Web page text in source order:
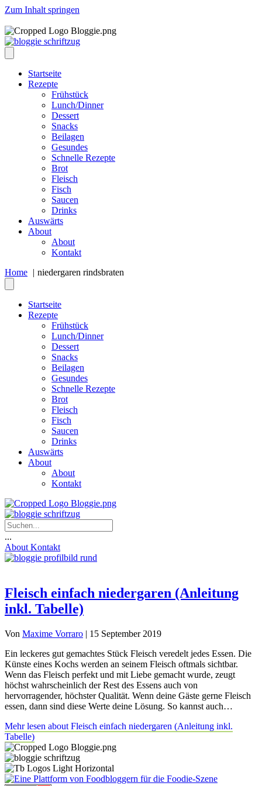
Zum Inhalt springen
Startseite
Rezepte
Frühstück
Lunch/Dinner
Dessert
Snacks
Beilagen
Gesundes
Schnelle Rezepte
Brot
Fleisch
Fisch
Saucen
Drinks
Auswärts
About
About
Kontakt
Home
niedergaren rindsbraten
Startseite
Rezepte
Frühstück
Lunch/Dinner
Dessert
Snacks
Beilagen
Gesundes
Schnelle Rezepte
Brot
Fleisch
Fisch
Saucen
Drinks
Auswärts
About
About
Kontakt
...
About Kontakt
Fleisch einfach niedergaren (Anleitung
inkl. Tabelle)
Von Maxime Vorraro | 15 September 2019
Ein leckeres gut gemachtes Stück Fleisch veredelt jedes Essen. Die
Künste eines Kochs werden an seinem Fleisch oftmals sichtbar.
Wenn das Fleisch perfekt und mit Liebe gemacht wurde, zeugt
höchst wahrscheinlich der Rest des Essens auch von
hervorragender, höchster Qualität. Wenn deine Gäste gerne Fleisch
essen, dann sind diese Werte deine Lösung. So kannst auch…
Mehr lesen about Fleisch einfach niedergaren (Anleitung inkl.
Tabelle)